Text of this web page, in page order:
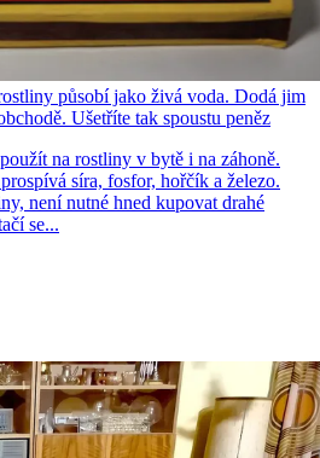
působí jako živá voda. Dodá jim
Ušetříte tak spoustu peněz
na rostliny v bytě i na záhoně.
síra, fosfor, hořčík a železo.
není nutné hned kupovat drahé
se...